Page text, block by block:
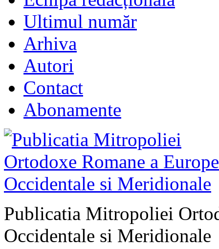
Ultimul număr
Arhiva
Autori
Contact
Abonamente
Publicatia Mitropoliei
Occidentale si Meridionale